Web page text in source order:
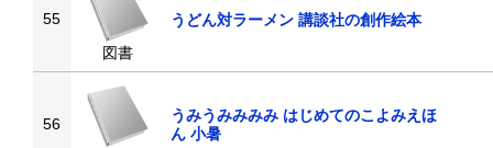
55
図書
うどん対ラーメン 講談社の創作絵本
56
うみうみみみみ はじめてのこよみえほ
ん 小暑